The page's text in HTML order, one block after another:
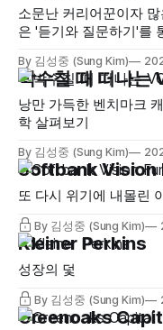
소문난 커리어꾼이자
은 '듣기와 질문하기'를
By 김성중 (Sung Kim)
박수칠 때 떠나는
낭만 가득한 벤치마크
학 살펴보기
By 김성중 (Sung Kim)
Softbank Vision
또 다시 위기에 내몰린
By 김성중 (Sung Kim)
Kleiner Perkins
성장의 덫
By 김성중 (Sung Kim)
Greenoaks